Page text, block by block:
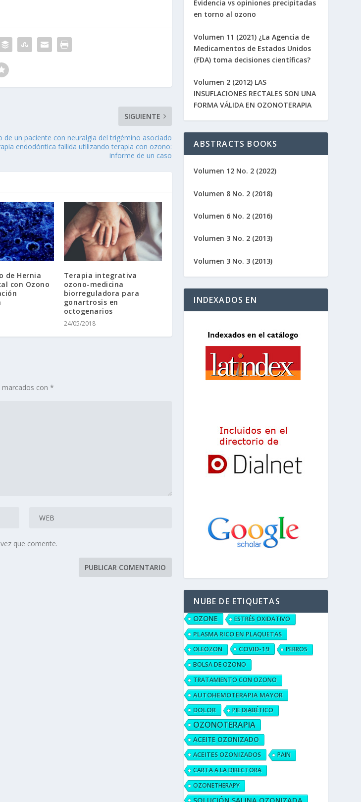
SIGUIENTE
de un paciente con neuralgia del trigémino asociado
endodóntica fallida utilizando terapia con ozono:
informe de un caso
de Hernia
con Ozono
Terapia integrativa
ozono-medicina
biorreguladora para
gonartrosis en
octogenarios
24/05/2018
marcados con*
que comente.
Evidencia vs opiniones precipitadas
en torno al ozono
Volumen 11 (2021) ¿La Agencia de
Medicamentos de Estados Unidos
(FDA) toma decisiones científicas?
Volumen 2 (2012) LAS
INSUFLACIONES RECTALES SON UNA
FORMA VÁLIDA EN OZONOTERAPIA
ABSTRACTS BOOKS
Volumen 12 No. 2 (2022)
Volumen 8 No. 2 (2018)
Volumen 6 No. 2 (2016)
Volumen 3 No. 2 (2013)
Volumen 3 No. 3 (2013)
INDEXADOS EN
NUBE DE ETIQUETAS
OZONE ESTRÉS OXIDATIVO
PLASMA RICO EN PLAQUETAS
OLEOZON COVID-19
PERROS
BOLSA DE OZONO
TRATAMIENTO CON OZONO
AUTOHEMOTERAPIA MAYOR
DOLOR
PIE DIABÉTICO
OZONOTERAPIA
ACEITE OZONIZADO
ACEITES OZONIZADOS
PAIN
CARTA A LA DIRECTORA
OZONETHERAPY
SOLUCIÓN SALINA OZONIZADA